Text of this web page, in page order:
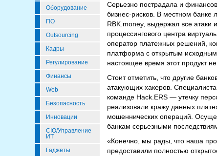
Оборудование
ПО
Outsourcing
Кадры
Регулирование
Финансы
Web
Безопасность
Инновации
CIO/Управление
ИТ
Гаджеты
Серьезно пострадала и
бизнес-рисков. В местном
RBK.money, выдержал все
процессингового центра
оператор платежных решений,
платформа с открытым
настоящее время этот продукт
Стоит отметить, что другие
атакующих хакеров.
команде Hack.ERS — утечку
реализовали кражу данных
мошеннических операций.
банкам серьезными
«Конечно, мы рады, что наша
предоставили полностью